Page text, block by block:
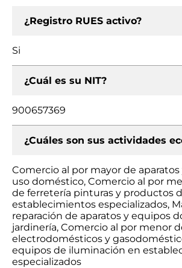
¿Registro RUES activo?
Si
¿Cuál es su NIT?
900657369
¿Cuáles son sus actividades
Comercio al por mayor de
uso doméstico, Comercio al por
de ferretería pinturas y productos
establecimientos especializados,
reparación de aparatos y equipos
jardinería, Comercio al por menor
electrodomésticos y
equipos de iluminación en
especializados